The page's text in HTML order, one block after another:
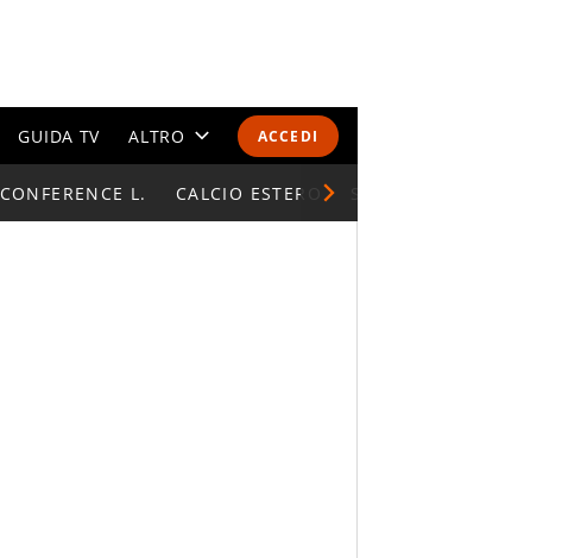
ACCEDI
GUIDA TV ALTRO
CALENDARI E CLASSIFICHE
CONFERENCE L. CALCIO ESTERO